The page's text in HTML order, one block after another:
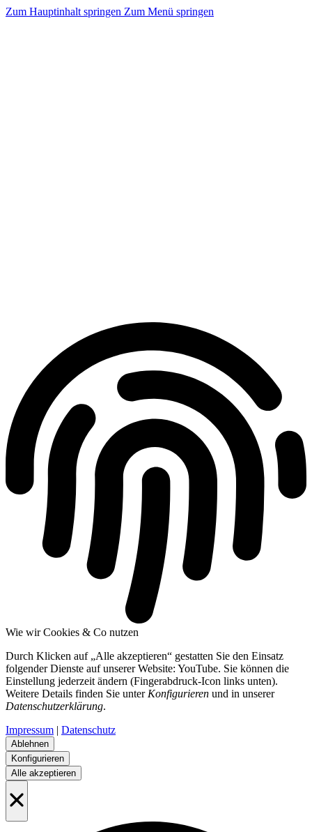
Zum Hauptinhalt springen Zum Menü springen
Wie wir Cookies & Co nutzen
Durch Klicken auf „Alle akzeptieren“ gestatten Sie den Einsatz
folgender Dienste auf unserer Website: YouTube. Sie können die
Einstellung jederzeit ändern (Fingerabdruck-Icon links unten).
Weitere Details finden Sie unter Konfigurieren und in unserer
Datenschutzerklärung.
Impressum | Datenschutz
Ablehnen
Konfigurieren
Alle akzeptieren